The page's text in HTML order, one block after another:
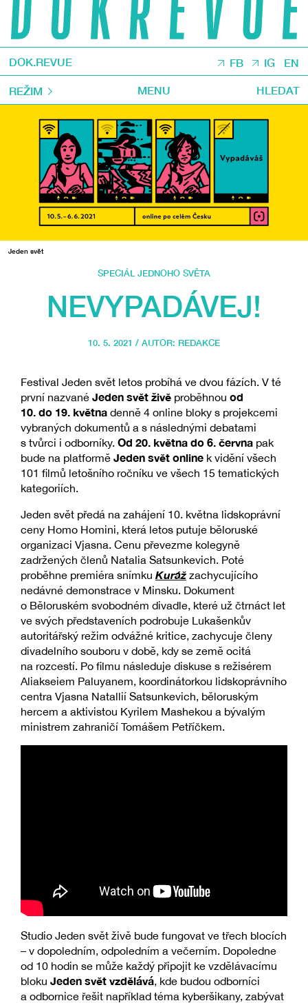
DOK.REVUE FB IG EN
REŽIM MENU HLEDAT
Jeden svět
SPECIÁL JEDNOHO SVĚTA
NEVYPADÁVEJ!
10. 5. 2021 / AUTOR: REDAKCE
Festival Jeden svět letos probíhá ve dvou fázích. V té
první nazvané Jeden svět živě proběhnou od
10. do 19. května denně 4 online bloky s projekcemi
vybraných dokumentů a s následnými debatami
s tvůrci i odborníky. Od 20. května do 6. června pak
bude na platformě Jeden svět online k vidění všech
101 filmů letošního ročníku ve všech 15 tematických
kategoriích.
Jeden svět předá na zahájení 10. května lidskoprávní
ceny Homo Homini, která letos putuje běloruské
organizaci Vjasna. Cenu převezme kolegyně
zadržených členů Natalia Satsunkevich. Poté
proběhne premiéra snímku Kuráž zachycujícího
nedávné demonstrace v Minsku. Dokument
o Běloruském svobodném divadle, které už čtrnáct let
ve svých představeních podrobuje Lukašenkův
autoritářský režim odvážné kritice, zachycuje členy
divadelního souboru v době, kdy se země ocitá
na rozcestí. Po filmu následuje diskuse s režisérem
Aliakseiem Paluyanem, koordinátorkou lidskoprávního
centra Vjasna Natallií Satsunkevich, běloruským
hercem a aktivistou Kyrilem Mashekou a bývalým
ministrem zahraničí Tomášem Petříčkem.
Studio Jeden svět živě bude fungovat ve třech blocích
– v dopoledním, odpoledním a večerním. Dopoledne
od 10 hodin se může každý připojit ke vzdělávacímu
bloku Jeden svět vzdělává, kde budou odborníci
a odbornice řešit například téma kyberšikany, zabývat